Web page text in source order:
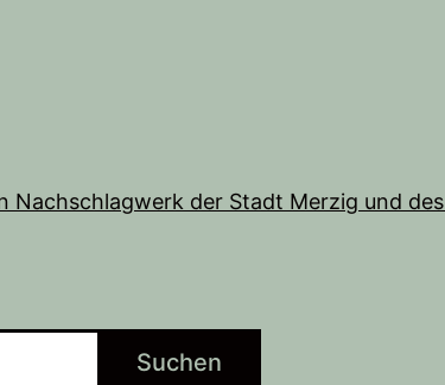
Nachschlagwerk der Stadt Merzig und
Suchen